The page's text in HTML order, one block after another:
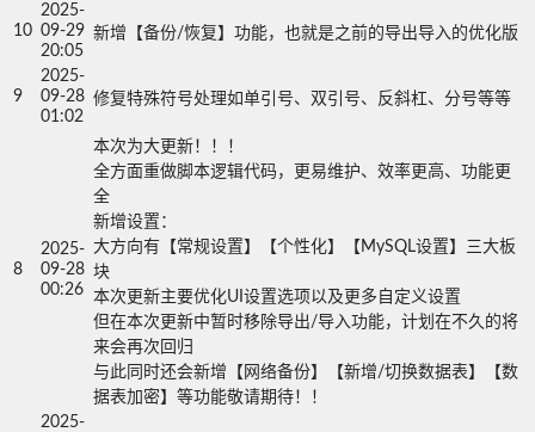
10
2025-
09-29
20:05
新增【备份/恢复】功能，也就是之前的导出导入的优化版
9
2025-
09-28
01:02
修复特殊符号处理如单引号、双引号、反斜杠、分号等等
8
2025-
09-28
00:26
本次为大更新！！！
全方面重做脚本逻辑代码，更易维护、效率更高、功能更
全
新增设置：
大方向有【常规设置】【个性化】【MySQL设置】三大板
块
本次更新主要优化UI设置选项以及更多自定义设置
但在本次更新中暂时移除导出/导入功能，计划在不久的将
来会再次回归
与此同时还会新增【网络备份】【新增/切换数据表】【数
据表加密】等功能敬请期待！！
2025-